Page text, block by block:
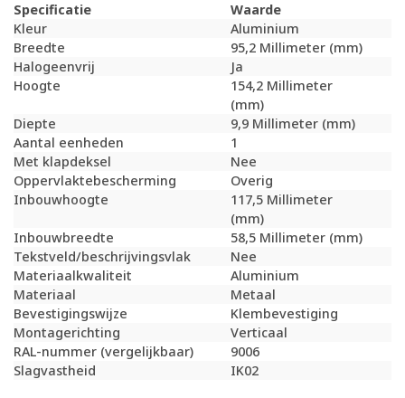
Specificatie
Waarde
Kleur
Aluminium
Breedte
95,2 Millimeter (mm)
Halogeenvrij
Ja
Hoogte
154,2 Millimeter
(mm)
Diepte
9,9 Millimeter (mm)
Aantal eenheden
1
Met klapdeksel
Nee
Oppervlaktebescherming
Overig
Inbouwhoogte
117,5 Millimeter
(mm)
Inbouwbreedte
58,5 Millimeter (mm)
Tekstveld/beschrijvingsvlak
Nee
Materiaalkwaliteit
Aluminium
Materiaal
Metaal
Bevestigingswijze
Klembevestiging
Montagerichting
Verticaal
RAL-nummer (vergelijkbaar)
9006
Slagvastheid
IK02